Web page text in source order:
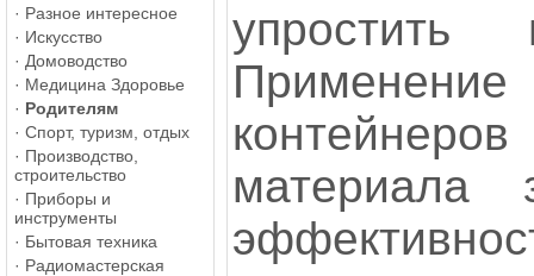
· Разное интересное
· Искусство
· Домоводство
· Медицина Здоровье
· Родителям
· Спорт, туризм, отдых
· Производство,
строительство
· Приборы и
инструменты
· Бытовая техника
· Радиомастерская
упростить
материала